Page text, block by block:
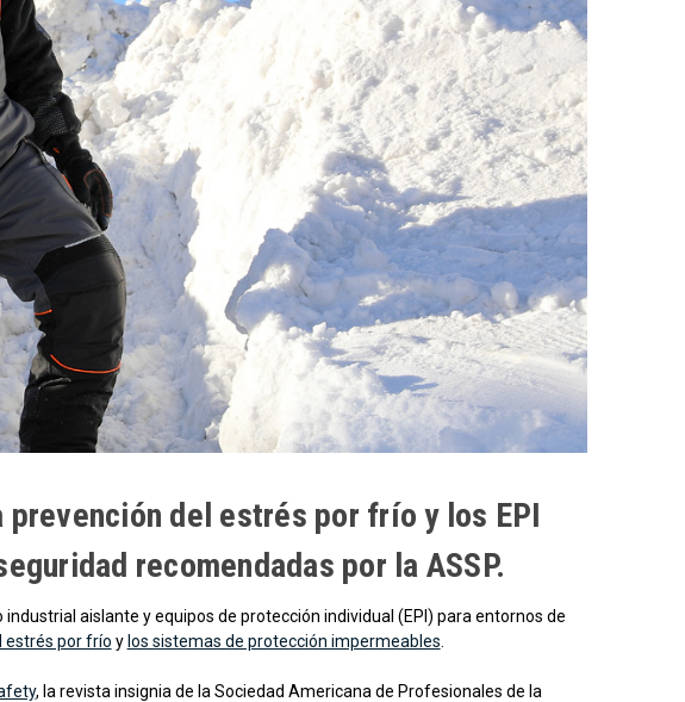
del estrés por frío y los EPI
recomendadas por la ASSP.
aislante y equipos de protección individual (EPI) para entornos de
estrés por frío y los sistemas de protección impermeables
, la revista insignia de la Sociedad Americana de Profesionales de la